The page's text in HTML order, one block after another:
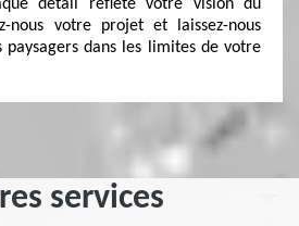
détail reflète votre vision du
nous votre projet et laissez-nous
paysagers dans les limites de votre
services